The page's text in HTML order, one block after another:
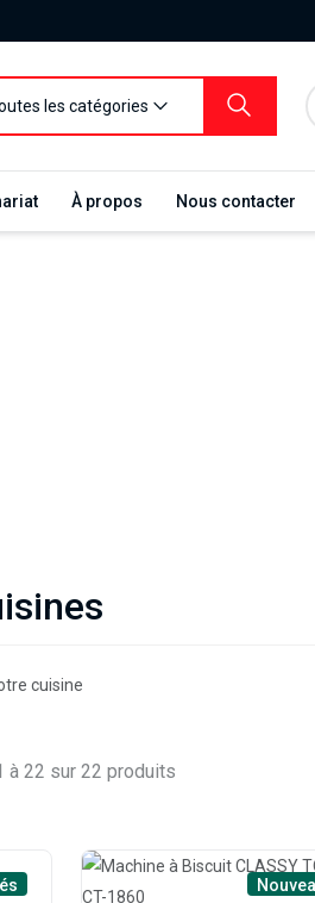
les catégories
À propos Nous contacter
cuisine
à 22 sur 22 produits